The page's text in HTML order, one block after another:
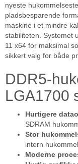
nyeste
pladsbesparende
maskine i et mindre
stabiliteten. Systemet
11 x64 for maksimal
sikkert valg for både
DDR5-
LGA1700
Hurtigere
SDRAM
Stor
intern
Moderne